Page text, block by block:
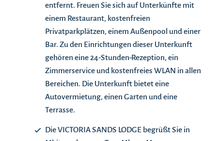
entfernt. Freuen Sie sich auf Unterkünfte mit
einem Restaurant, kostenfreien
Privatparkplätzen, einem Außenpool und einer
Bar. Zu den Einrichtungen dieser Unterkunft
gehören eine 24-Stunden-Rezeption, ein
Zimmerservice und kostenfreies WLAN in allen
Bereichen. Die Unterkunft bietet eine
Autovermietung, einen Garten und eine
Terrasse.
Die VICTORIA SANDS LODGE begrüßt Sie in